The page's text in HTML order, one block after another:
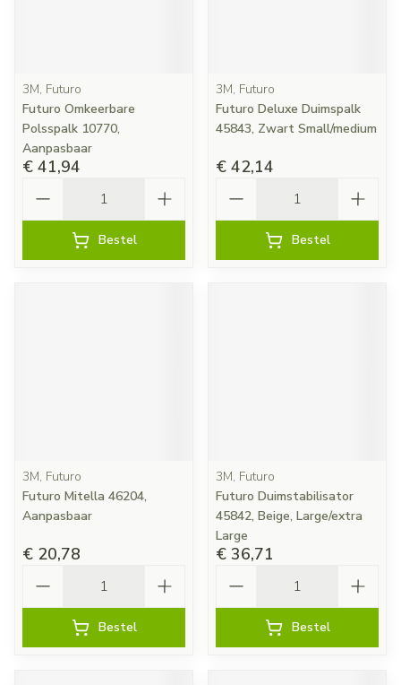
3M, Futuro
Futuro Omkeerbare
Polsspalk 10770,
Aanpasbaar
€ 41,94
Bestel
3M, Futuro
Futuro Deluxe Duimspalk
45843, Zwart Small/medium
€ 42,14
Bestel
3M, Futuro
Futuro Mitella 46204,
Aanpasbaar
€ 20,78
Bestel
3M, Futuro
Futuro Duimstabilisator
45842, Beige, Large/extra
Large
€ 36,71
Bestel